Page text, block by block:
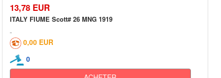
13,78 EUR
ITALY FIUME Scott# 26 MNG 1919
0,00 EUR
0